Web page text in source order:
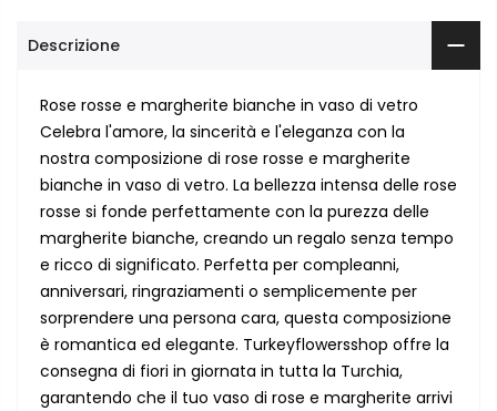
Descrizione
Rose rosse e margherite bianche in vaso di vetro
Celebra l'amore, la sincerità e l'eleganza con la
nostra composizione di rose rosse e margherite
bianche in vaso di vetro. La bellezza intensa delle rose
rosse si fonde perfettamente con la purezza delle
margherite bianche, creando un regalo senza tempo
e ricco di significato. Perfetta per compleanni,
anniversari, ringraziamenti o semplicemente per
sorprendere una persona cara, questa composizione
è romantica ed elegante. Turkeyflowersshop offre la
consegna di fiori in giornata in tutta la Turchia,
garantendo che il tuo vaso di rose e margherite arrivi